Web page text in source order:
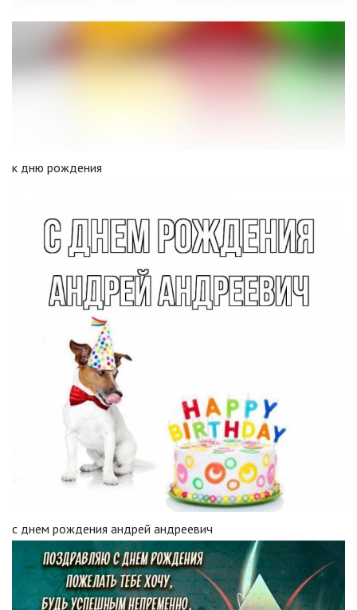
к дню рождения
с днем рождения андрей андреевич